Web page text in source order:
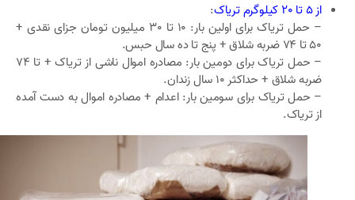
از 5 تا 20 کیلوگرم تریاک
:
– حمل تریاک برای اولین بار: 10 تا 30 میلیون تومان جزای نقدی +
50 تا 74 ضربه شلاق + پنج تا ده سال حبس.
– حمل تریاک برای دومین بار: مصادره اموال ناشی از تریاک + تا 74
ضربه شلاق + حداکثر 10 سال زندان.
– حمل تریاک برای سومین بار: اعدام + مصادره اموال به دست آمده
از تریاک.